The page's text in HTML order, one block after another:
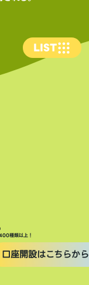
LIST
種類以上！
口座開設はこちらから